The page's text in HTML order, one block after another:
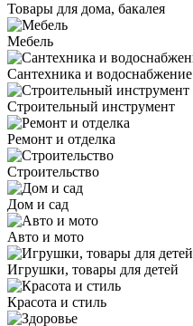
Товары для дома, бакалея
Мебель
Сантехника и водоснабжение
Строительный инструмент
Ремонт и отделка
Строительство
Дом и сад
Авто и мото
Игрушки, товары для детей
Красота и стиль